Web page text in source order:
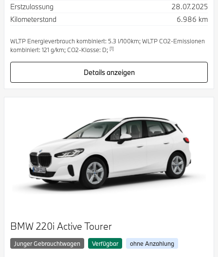
Erstzulassung
28.07.2025
Kilometerstand
6.986 km
WLTP Energieverbrauch kombiniert: 5.3 l/100km; WLTP CO2-Emissionen
kombiniert: 121 g/km; CO2-Klasse: D; [1]
Details anzeigen
BMW 220i Active Tourer
Junger Gebrauchtwagen Verfügbar ohne Anzahlung